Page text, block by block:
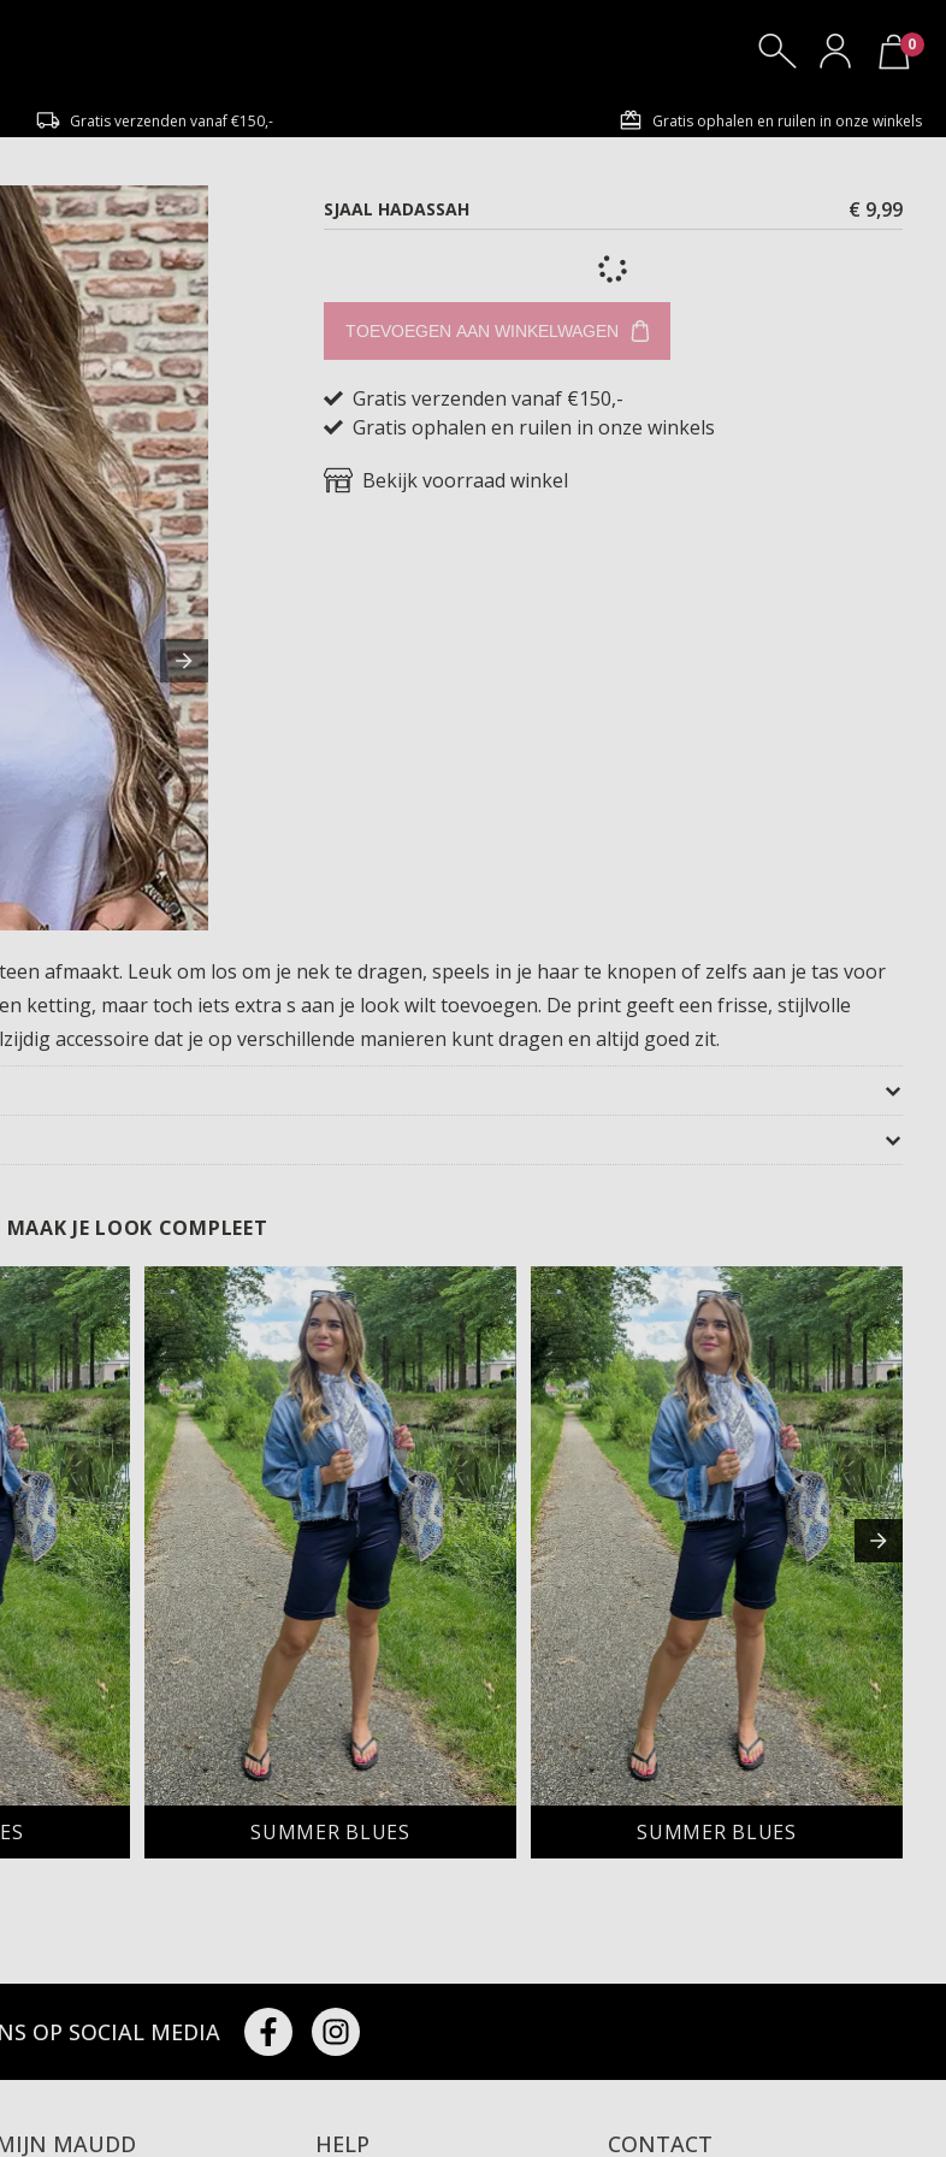
0
Gratis verzenden vanaf €150,- Gratis ophalen en ruilen in onze winkels
SJAAL HADASSAH € 9,99
TOEVOEGEN AAN WINKELWAGEN
Gratis verzenden vanaf €150,-
Gratis ophalen en ruilen in onze winkels
Bekijk voorraad winkel
afmaakt. Leuk om los om je nek te dragen, speels in je haar te knopen of zelfs aan je tas voor
ketting, maar toch iets extra s aan je look wilt toevoegen. De print geeft een frisse, stijlvolle
accessoire dat je op verschillende manieren kunt dragen en altijd goed zit.
MAAK JE LOOK COMPLEET
SUMMER BLUES SUMMER BLUES
OP SOCIAL MEDIA
MAUDD HELP CONTACT